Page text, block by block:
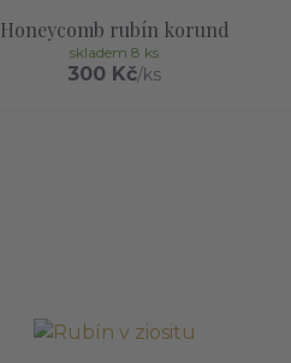
Honeycomb rubín korund
300 Kč/ks
skladem 8 ks